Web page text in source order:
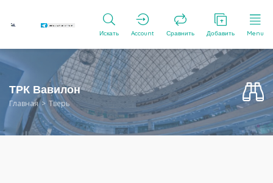
Искать Account Сравнить Добавить Menu
ТРК Вавилон
Главная Тверь